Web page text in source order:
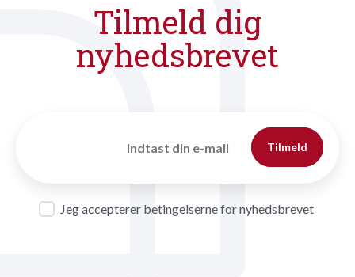
Tilmeld dig
nyhedsbrevet
Jeg accepterer betingelserne for nyhedsbrevet
Tilmeld